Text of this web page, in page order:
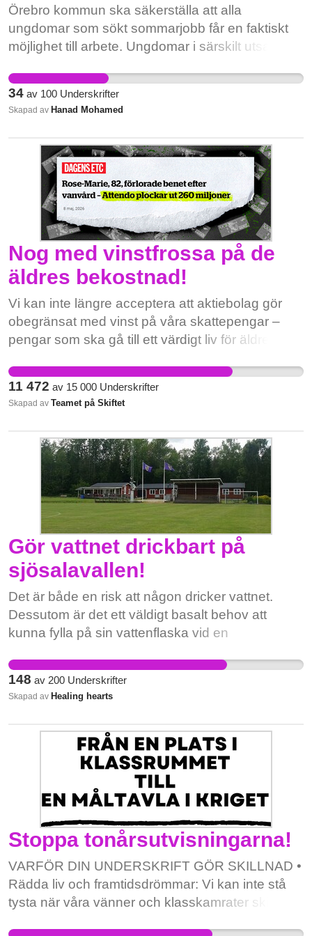
Örebro kommun ska säkerställa att alla
ungdomar som sökt sommarjobb får en faktiskt
möjlighet till arbete. Ungdomar i särskilt utsatta
behovet av stöd, arbetslivserfarenhet och
framtidstro är som störst där.
34 av 100 Underskrifter
Skapad av Hanad Mohamed
Nog med vinstfrossa på de
äldres bekostnad!
Vi kan inte längre acceptera att aktiebolag gör
obegränsat med vinst på våra skattepengar –
pengar som ska gå till ett värdigt liv för äldre som
på de äldre. Rose-Marie är bara en av många
som förtjänar en god, trygg och säker vård. Nu
tar vi kampen tillsammans för att stoppa
Marie, 82, förlorade benet efter vanvård –
Attendo plockar ut 260 miljoner"
https://www.etc.se/inrikes/rose-marie-foerlorade-
benet-efter-vanvaard-attendo-plockar-ut-260-
miljoner
11 472 av 15 000 Underskrifter
Skapad av Teamet på Skiftet
Gör vattnet drickbart på
sjösalavallen!
Det är både en risk att någon dricker vattnet.
Dessutom är det ett väldigt basalt behov att
kunna fylla på sin vattenflaska vid en
148 av 200 Underskrifter
Skapad av Healing hearts
Stoppa tonårsutvisningarna!
VARFÖR DIN UNDERSKRIFT GÖR SKILLNAD •
Rädda liv och framtidsdrömmar: Vi kan inte stå
tysta när våra vänner och klasskamrater skickas